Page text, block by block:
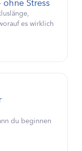
ohne Stress
es wirklich
du beginnen